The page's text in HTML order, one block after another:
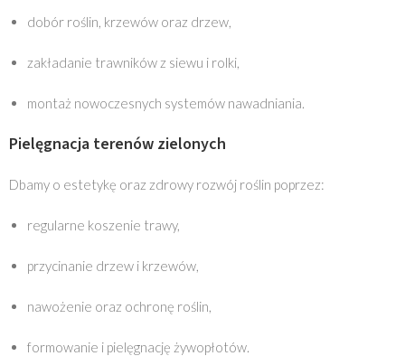
dobór roślin, krzewów oraz drzew,
zakładanie trawników z siewu i rolki,
montaż nowoczesnych systemów nawadniania.
Pielęgnacja terenów zielonych
Dbamy o estetykę oraz zdrowy rozwój roślin poprzez:
regularne koszenie trawy,
przycinanie drzew i krzewów,
nawożenie oraz ochronę roślin,
formowanie i pielęgnację żywopłotów.